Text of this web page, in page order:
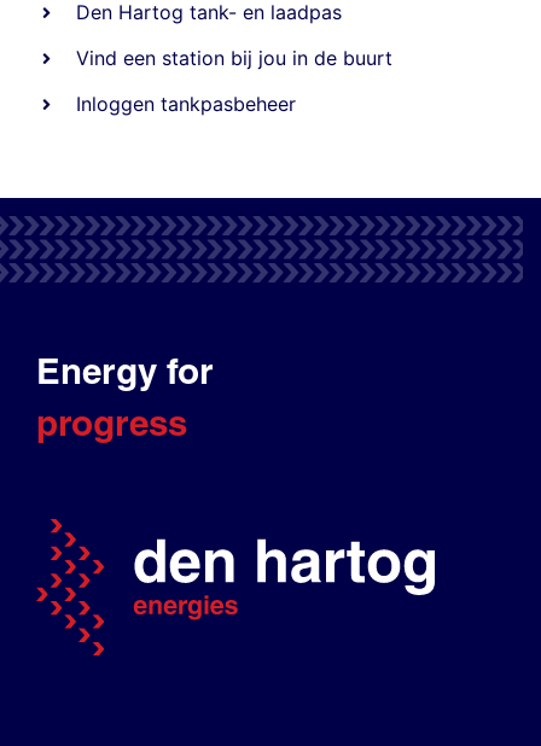
Den Hartog tank- en laadpas
Vind een station bij jou in de buurt
Inloggen tankpasbeheer
Energy for
progress